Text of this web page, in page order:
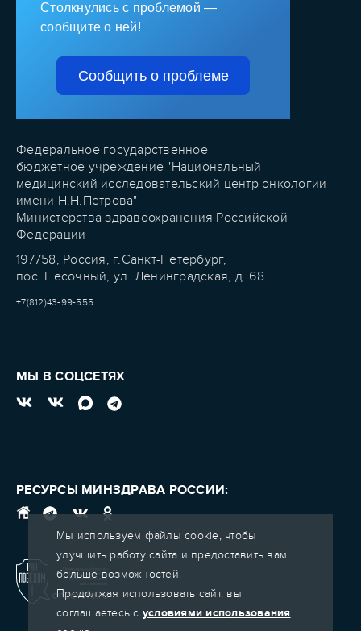
Мы используем файлы cookie, чтобы
улучшить работу сайта и предоставить вам
больше возможностей.
Продолжая использовать сайт, вы
соглашаетесь с условиями использования
Столкнулись с проблемой —
сообщите о ней!
Сообщить о проблеме
Федеральное государственное
бюджетное учреждение "Национальный
медицинский исследовательский центр онкологии
имени Н.Н.Петрова"
Министерства здравоохранения Российской
Федерации
197758, Россия, г.Санкт-Петербург,
пос. Песочный, ул. Ленинградская, д. 68
+7(812)43-99-555
МЫ В СОЦСЕТЯХ
РЕСУРСЫ МИНЗДРАВА РОССИИ: